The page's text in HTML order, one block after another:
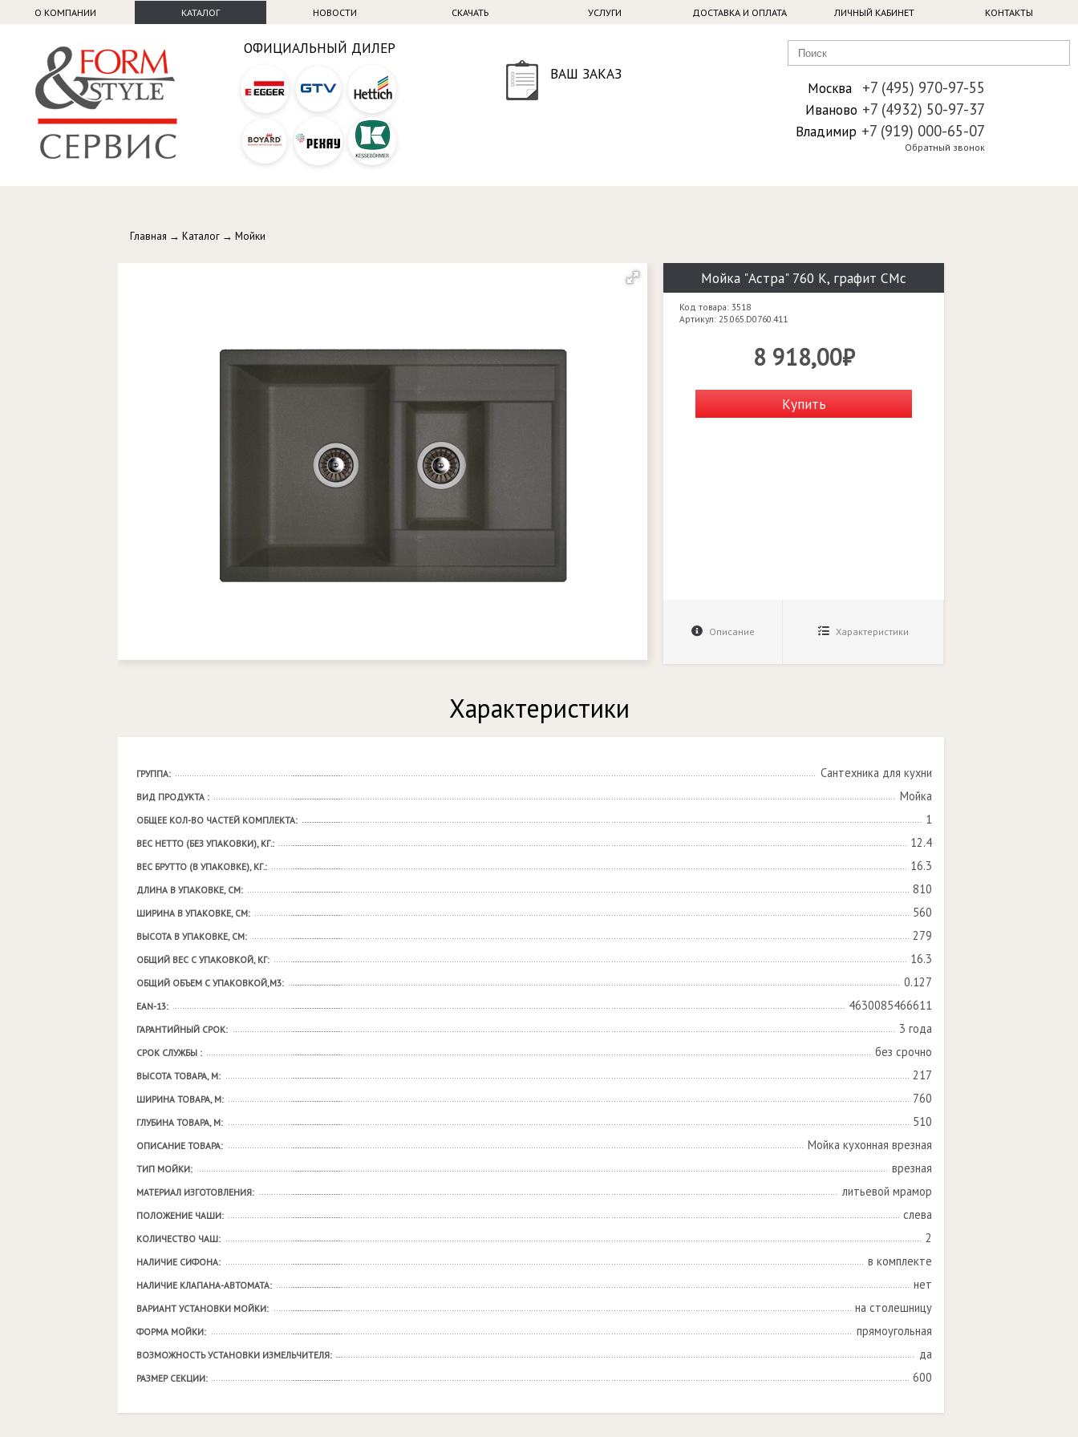
О КОМПАНИИ КАТАЛОГ НОВОСТИ СКАЧАТЬ УСЛУГИ ДОСТАВКА И ОПЛАТА ЛИЧНЫЙ КАБИНЕТ КОНТАКТЫ
ОФИЦИАЛЬНЫЙ ДИЛЕР
ВАШ ЗАКАЗ
Москва +7 (495) 970-97-55
Иваново +7 (4932) 50-97-37
Владимир +7 (919) 000-65-07
Обратный звонок
Главная → Каталог → Мойки
Мойка "Астра" 760 К, графит СМс
Код товара: 3518
Артикул: 25.065.D0760.411
8 918,00₽
Купить
Описание Характеристики
Характеристики
ГРУППА: Сантехника для кухни
ВИД ПРОДУКТА : Мойка
ОБЩЕЕ КОЛ-ВО ЧАСТЕЙ КОМПЛЕКТА: 1
ВЕС НЕТТО (БЕЗ УПАКОВКИ), КГ.: 12.4
ВЕС БРУТТО (В УПАКОВКЕ), КГ.: 16.3
ДЛИНА В УПАКОВКЕ, СМ: 810
ШИРИНА В УПАКОВКЕ, СМ: 560
ВЫСОТА В УПАКОВКЕ, СМ: 279
ОБЩИЙ ВЕС С УПАКОВКОЙ, КГ: 16.3
ОБЩИЙ ОБЪЕМ С УПАКОВКОЙ,М3: 0.127
EAN-13: 4630085466611
ГАРАНТИЙНЫЙ СРОК: 3 года
СРОК СЛУЖБЫ : без срочно
ВЫСОТА ТОВАРА, М: 217
ШИРИНА ТОВАРА, М: 760
ГЛУБИНА ТОВАРА, М: 510
ОПИСАНИЕ ТОВАРА: Мойка кухонная врезная
ТИП МОЙКИ: врезная
МАТЕРИАЛ ИЗГОТОВЛЕНИЯ: литьевой мрамор
ПОЛОЖЕНИЕ ЧАШИ: слева
КОЛИЧЕСТВО ЧАШ: 2
НАЛИЧИЕ СИФОНА: в комплекте
НАЛИЧИЕ КЛАПАНА-АВТОМАТА: нет
ВАРИАНТ УСТАНОВКИ МОЙКИ: на столешницу
ФОРМА МОЙКИ: прямоугольная
ВОЗМОЖНОСТЬ УСТАНОВКИ ИЗМЕЛЬЧИТЕЛЯ: да
РАЗМЕР СЕКЦИИ: 600